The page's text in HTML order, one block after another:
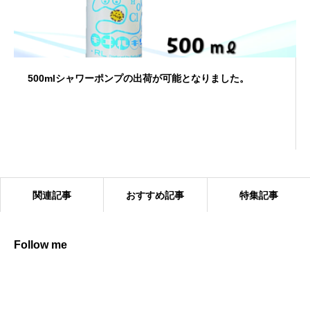
500mlシャワーポンプの出荷が可能となりました。
関連記事 おすすめ記事 特集記事
Follow me